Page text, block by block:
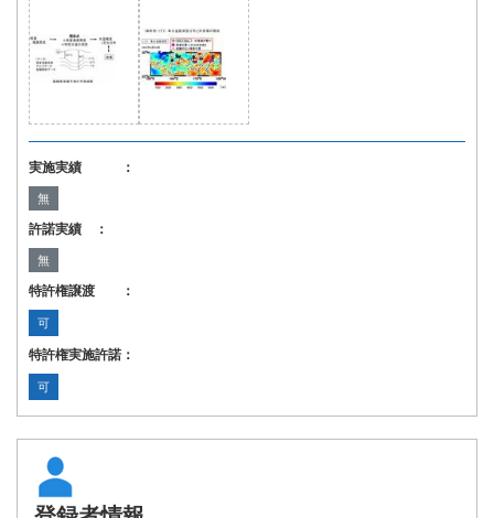
実施実績 ：
無
許諾実績 ：
無
特許権譲渡 ：
可
特許権実施許諾：
可